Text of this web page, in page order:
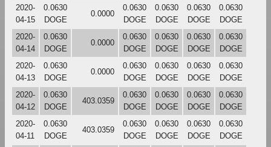
2020-
04-15
0.0630
DOGE
0.0000
0.0630
DOGE
0.0630
DOGE
0.0630
DOGE
0.0630
DOGE
2020-
04-14
0.0630
DOGE
0.0000
0.0630
DOGE
0.0630
DOGE
0.0630
DOGE
0.0630
DOGE
2020-
04-13
0.0630
DOGE
0.0000
0.0630
DOGE
0.0630
DOGE
0.0630
DOGE
0.0630
DOGE
2020-
04-12
0.0630
DOGE
403.0359
0.0630
DOGE
0.0630
DOGE
0.0630
DOGE
0.0630
DOGE
2020-
04-11
0.0630
DOGE
403.0359
0.0630
DOGE
0.0630
DOGE
0.0630
DOGE
0.0630
DOGE